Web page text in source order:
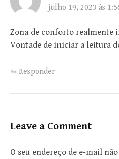
julho 19, 2023 às
Zona de conforto realmente
Vontade de iniciar a leitura
Responder
Leave a Comment
O seu endereço de e-mail